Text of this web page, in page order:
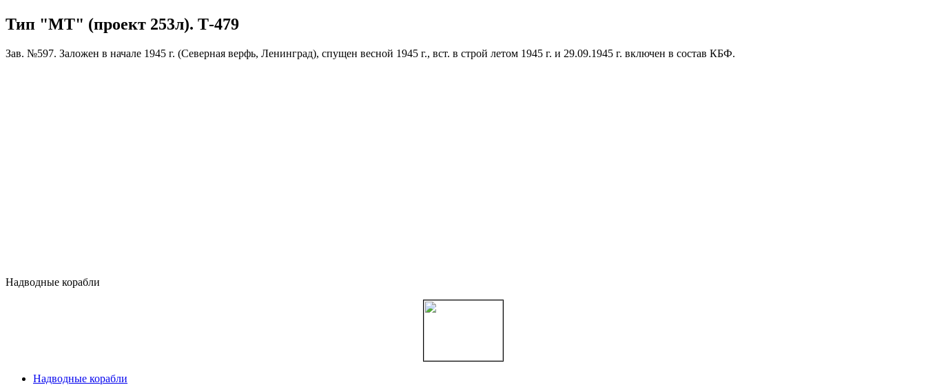
Тип "МТ" (проект 253л). Т-479
Зав. №597. Заложен в начале 1945 г. (Северная верфь, Ленинград), спущен весной 1945 г., вст. в строй летом 1945 г. и 29.09.1945 г. включен в состав КБФ.
Надводные корабли
Надводные корабли